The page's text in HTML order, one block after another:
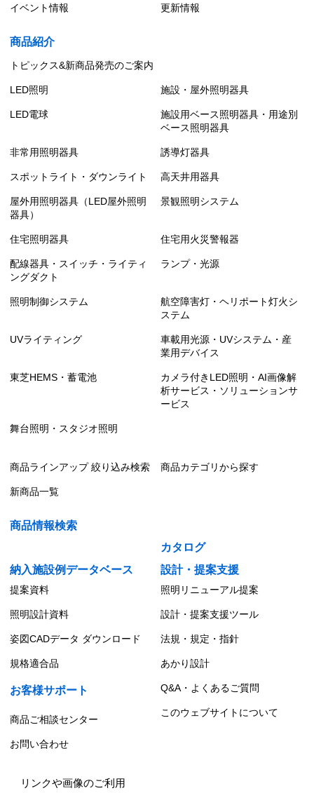
イベント情報 更新情報
商品紹介
トピックス&新商品発売のご案内
LED照明 施設・屋外照明器具
LED電球
施設用ベース照明器具・用途別
ベース照明器具
非常用照明器具 誘導灯器具
スポットライト・ダウンライト 高天井用器具
屋外用照明器具（LED屋外照明
器具）
景観照明システム
住宅照明器具 住宅用火災警報器
配線器具・スイッチ・ライティ
ングダクト
ランプ・光源
照明制御システム
航空障害灯・ヘリポート灯火シ
ステム
UVライティング
車載用光源・UVシステム・産
業用デバイス
東芝HEMS・蓄電池
カメラ付きLED照明・AI画像解
析サービス・ソリューションサ
ービス
舞台照明・スタジオ照明
商品ラインアップ 絞り込み検索 商品カテゴリから探す
新商品一覧
商品情報検索
カタログ
納入施設例データベース
設計・提案支援
提案資料 照明リニューアル提案
照明設計資料 設計・提案支援ツール
姿図CADデータ ダウンロード 法規・規定・指針
規格適合品 あかり設計
お客様サポート Q&A・よくあるご質問
商品ご相談センター
このウェブサイトについて
お問い合わせ
リンクや画像のご利用